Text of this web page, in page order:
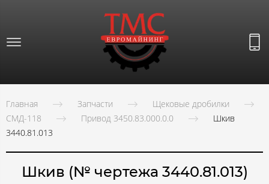
Главная Запчасти
Щековые дробилки
СМД-118
Привод 3450.83.000.0.0
Шкив
3440.81.013
Шкив (№ чертежа 3440.81.013)